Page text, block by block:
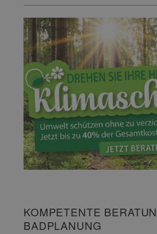
KOMPETENTE
BADPLANUNG